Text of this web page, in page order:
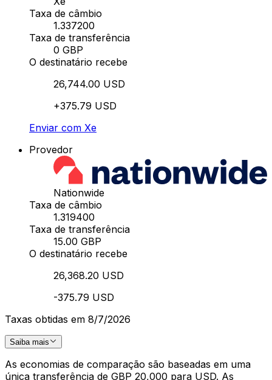
Taxa de câmbio
1.337200
Taxa de transferência
0 GBP
O destinatário recebe
26,744.00 USD
+375.79 USD
Enviar com Xe
Provedor
Nationwide
Taxa de câmbio
1.319400
Taxa de transferência
15.00 GBP
O destinatário recebe
26,368.20 USD
-375.79 USD
Taxas obtidas em 8/7/2026
Saiba mais
As economias de comparação são baseadas em uma
única transferência de GBP 20,000 para USD. As